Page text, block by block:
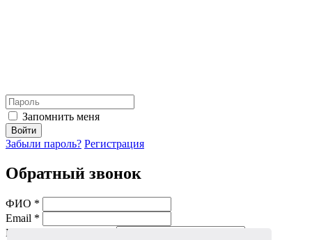
Запомнить меня
Войти
Забыли пароль? Регистрация
Обратный звонок
ФИО *
Email *
Мобильный телефон *